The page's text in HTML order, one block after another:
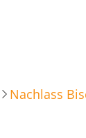
Nachlass